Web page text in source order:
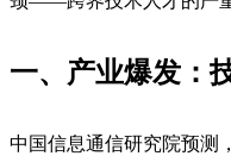
一、产业爆发：
中国信息通信研究院预测